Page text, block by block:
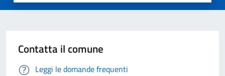
Contatta il comune
Leggi le domande frequenti